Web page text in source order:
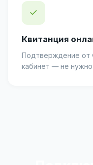
✓
Квитанция
Подтверждение от
кабинет — не